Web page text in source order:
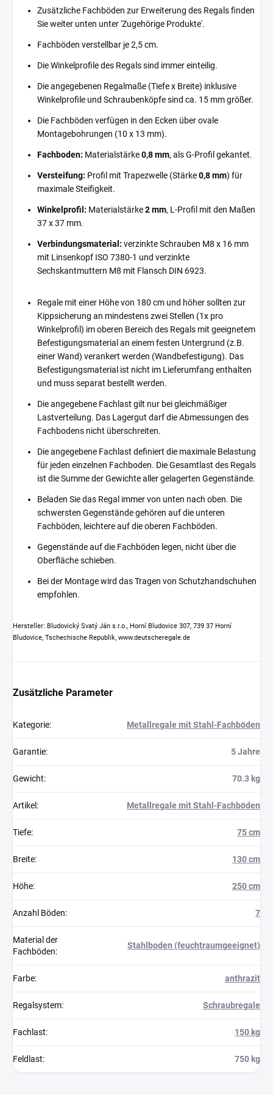
Zusätzliche Fachböden zur Erweiterung des Regals finden
Sie weiter unten unter 'Zugehörige Produkte'.
Fachböden verstellbar je 2,5 cm.
Die Winkelprofile des Regals sind immer einteilig.
Die angegebenen Regalmaße (Tiefe x Breite) inklusive
Winkelprofile und Schraubenköpfe sind ca. 15 mm größer.
Die Fachböden verfügen in den Ecken über ovale
Montagebohrungen (10 x 13 mm).
Fachboden: Materialstärke0,8 mm, als G-Profil gekantet.
Versteifung: Profil mit Trapezwelle (Stärke0,8 mm) für
maximale Steifigkeit.
Winkelprofil: Materialstärke2 mm, L-Profil mit den Maßen
37 x 37 mm.
Verbindungsmaterial: verzinkte Schrauben M8 x 16 mm
mit Linsenkopf ISO 7380-1 und verzinkte
Sechskantmuttern M8 mit Flansch DIN 6923.
Regale mit einer Höhe von 180 cm und höher sollten zur
Kippsicherung an mindestens zwei Stellen (1x pro
Winkelprofil) im oberen Bereich des Regals mit geeignetem
Befestigungsmaterial an einem festen Untergrund (z.B.
einer Wand) verankert werden (Wandbefestigung). Das
Befestigungsmaterial ist nicht im Lieferumfang enthalten
und muss separat bestellt werden.
Die angegebene Fachlast gilt nur bei gleichmäßiger
Lastverteilung. Das Lagergut darf die Abmessungen des
Fachbodens nicht überschreiten.
Die angegebene Fachlast definiert die maximale Belastung
für jeden einzelnen Fachboden. Die Gesamtlast des Regals
ist die Summe der Gewichte aller gelagerten Gegenstände.
Beladen Sie das Regal immer von unten nach oben. Die
schwersten Gegenstände gehören auf die unteren
Fachböden, leichtere auf die oberen Fachböden.
Gegenstände auf die Fachböden legen, nicht über die
Oberfläche schieben.
Bei der Montage wird das Tragen von Schutzhandschuhen
empfohlen.
Hersteller: Bludovický Svatý Ján s.r.o., Horní Bludovice 307, 739 37 Horní
Bludovice, Tschechische Republik, www.deutscheregale.de
Zusätzliche Parameter
Kategorie: Metallregale mit Stahl-Fachböden
Garantie: 5 Jahre
Gewicht: 70.3 kg
Artikel : Metallregale mit Stahl-Fachböden
Tiefe: 75 cm
Breite: 130 cm
Höhe: 250 cm
Anzahl Böden: 7
Material der
Fachböden:
Stahlboden (feuchtraumgeeignet)
Farbe: anthrazit
Regalsystem: Schraubregale
Fachlast: 150 kg
Feldlast: 750 kg